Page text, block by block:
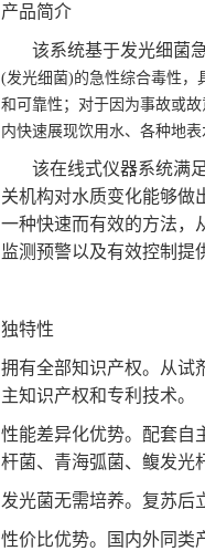
产品简介
该系统基于发光细菌
(发光细菌)的急性综合毒性，
和可靠性；对于因为事故或
内快速展现饮用水、各种地表
该在线式仪器系统满
关机构对水质变化能够做
一种快速而有效的方法，
监测预警以及有效控制提
独特性
拥有全部知识产权。从试
主知识产权和专利技术。
性能差异化优势。配套自
杆菌、青海弧菌、鳆发光
发光菌无需培养。复苏后
性价比优势。国内外同类